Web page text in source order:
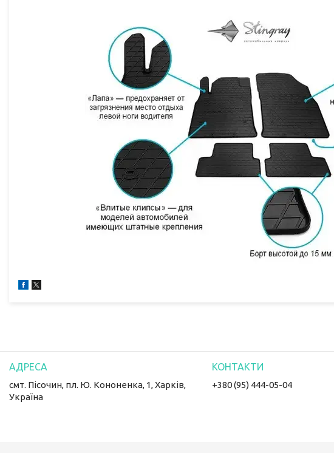
смт. Пісочин, пл. Ю. Кононенка, 1, Харків,
Україна
+380 (95) 444-05-04